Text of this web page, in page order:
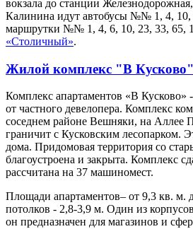
вокзала до станции
Калинина идут автобусы №№ 1, 4, 10,
маршрутки №№ 1, 4, 6, 10, 23, 33, 65,
«Столичный».
Жилой комплекс "В Кусково"
Комплекс апартаментов «В Кусково»
от частного девелопера. Комплекс
соседнем районе Вешняки, на Аллее
граничит с Кусковским лесопарком.
дома. Придомовая территория со
благоустроена и закрыта. Комплекс
рассчитана на 37 машиномест.
Площади апартаментов– от 9,3 кв. м.
потолков - 2,8-3,9 м. Один из
он предназначен для магазинов и